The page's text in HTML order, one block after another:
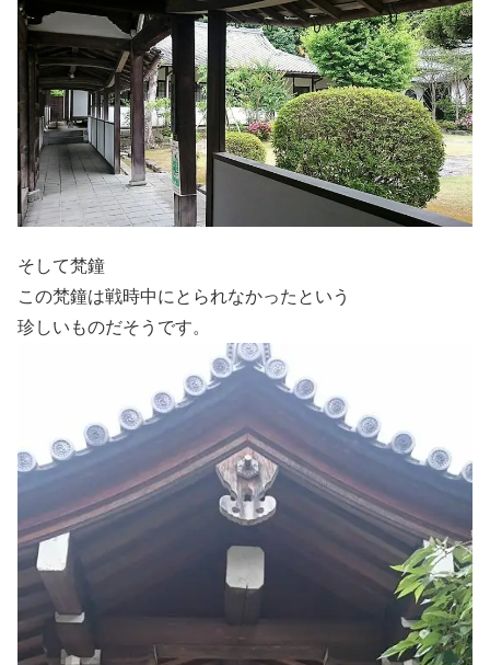
そして梵鐘
この梵鐘は戦時中にとられなかったという
珍しいものだそうです。